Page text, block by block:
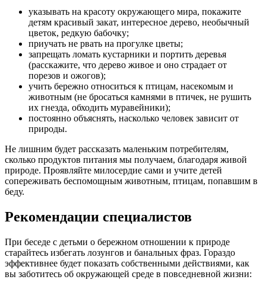
указывать на красоту окружающего мира, покажите
детям красивый закат, интересное дерево, необычный
цветок, редкую бабочку;
приучать не рвать на прогулке цветы;
запрещать ломать кустарники и портить деревья
(расскажите, что дерево живое и оно страдает от
порезов и ожогов);
учить бережно относиться к птицам, насекомым и
животным (не бросаться камнями в птичек, не рушить
их гнезда, обходить муравейники);
постоянно объяснять, насколько человек зависит от
природы.
Не лишним будет рассказать маленьким потребителям,
сколько продуктов питания мы получаем, благодаря живой
природе. Проявляйте милосердие сами и учите детей
сопереживать беспомощным животным, птицам, попавшим в
беду.
Рекомендации специалистов
При беседе с детьми о бережном отношении к природе
старайтесь избегать лозунгов и банальных фраз. Гораздо
эффективнее будет показать собственными действиями, как
вы заботитесь об окружающей среде в повседневной жизни: